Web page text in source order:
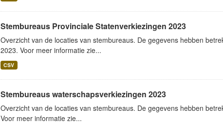
Stembureaus Provinciale Statenverkiezingen 2023
Overzicht van de locaties van stembureaus. De gegevens hebben
2023. Voor meer informatie zie...
CSV
Stembureaus waterschapsverkiezingen 2023
Overzicht van de locaties van stembureaus. De gegevens hebben
Voor meer informatie zie...